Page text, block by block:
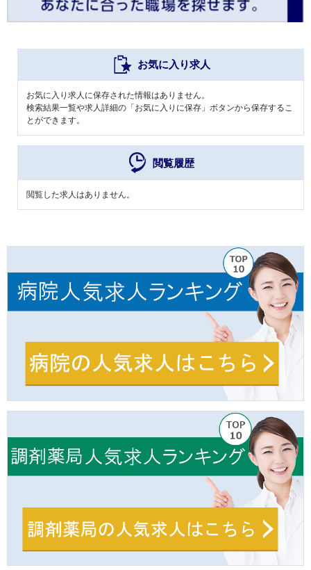
お気に入り求人
お気に入り求人に保存された情報はありません。
検索結果一覧や求人詳細の「お気に入りに保存」ボタンから保存するこ
とができます。
閲覧履歴
閲覧した求人はありません。